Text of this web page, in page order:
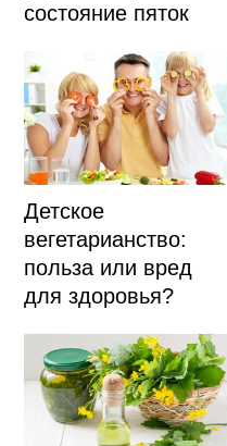
состояние пяток
Детское
вегетарианство:
польза или вред
для здоровья?